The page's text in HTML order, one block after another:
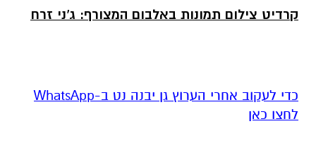
קרדיט צילום תמונות באלבום המצורף: ג'ני זרח
‏כדי לעקוב אחרי הערוץ גן יבנה נט ב-WhatsApp
לחצו כאן